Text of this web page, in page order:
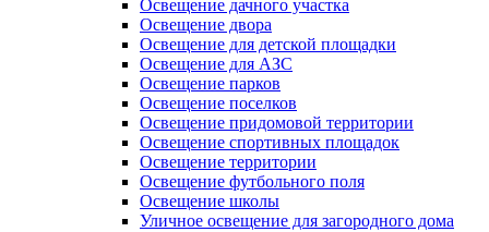
Освещение дачного участка
Освещение двора
Освещение для детской площадки
Освещение для АЗС
Освещение парков
Освещение поселков
Освещение придомовой территории
Освещение спортивных площадок
Освещение территории
Освещение футбольного поля
Освещение школы
Уличное освещение для загородного дома